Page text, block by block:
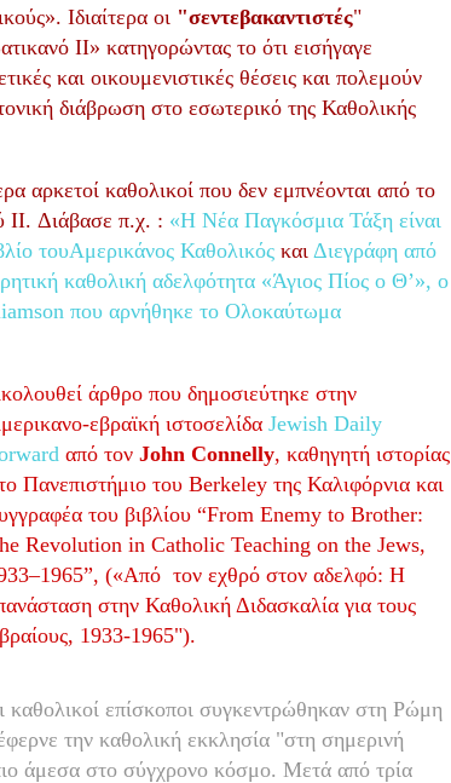
». Ιδιαίτερα οι "σεντεβακαντιστές"
ΙΙ» κατηγορώντας το ότι εισήγαγε
και οικουμενιστικές θέσεις και πολεμούν
διάβρωση στο εσωτερικό της Καθολικής
αρκετοί καθολικοί που δεν εμπνέονται από το
II. Διάβασε π.χ. : «Η Νέα Παγκόσμια Τάξη είναι
τουΑμερικάνος Καθολικός και Διεγράφη από
καθολική αδελφότητα «Άγιος Πίος ο Θ’», ο
που αρνήθηκε το Ολοκαύτωμα
άρθρο που δημοσιεύτηκε στην
εβραϊκή ιστοσελίδα Jewish Daily
από τον John Connelly, καθηγητή ιστορίας
Πανεπιστήμιο του Berkeley της Καλιφόρνια και
του βιβλίου “From Enemy to Brother:
Revolution in Catholic Teaching on the Jews,
(«Από τον εχθρό στον αδελφό: Η
στην Καθολική Διδασκαλία για τους
1933-1965").
καθολικοί επίσκοποι συγκεντρώθηκαν στη Ρώμη
την καθολική εκκλησία "στη σημερινή
άμεσα στο σύγχρονο κόσμο. Μετά από τρία